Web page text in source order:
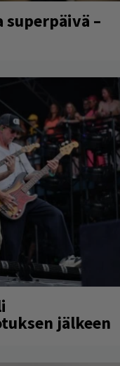
–
jälkeen